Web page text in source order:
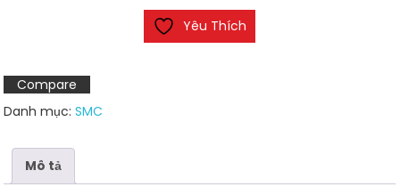
số
lượng
Yêu Thích
Compare
Danh mục:SMC
Mô tả